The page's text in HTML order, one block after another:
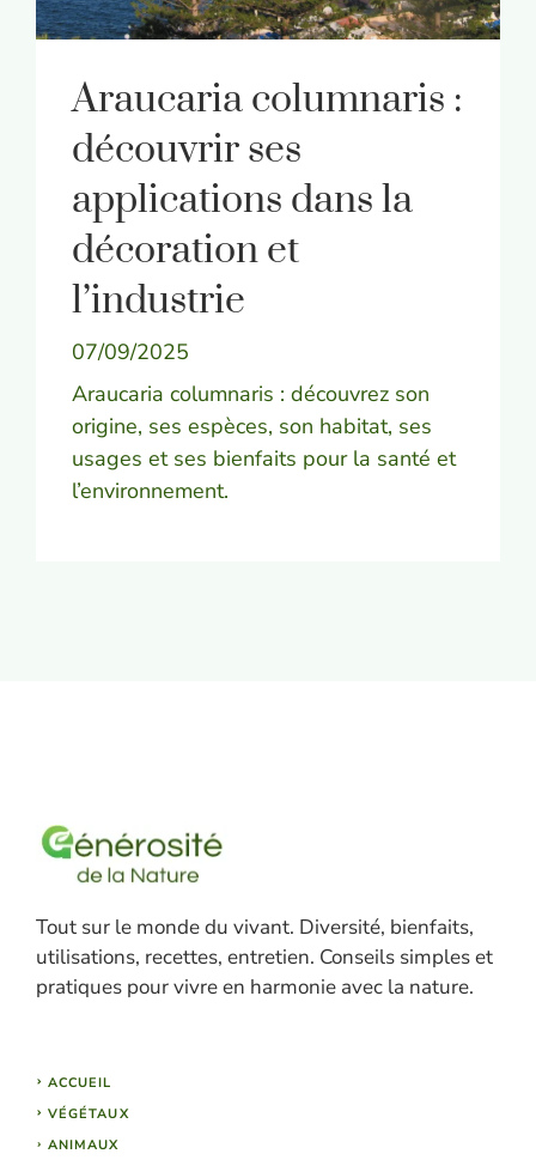
Araucaria columnaris :
découvrir ses
applications dans la
décoration et
l’industrie
07/09/2025
Araucaria columnaris : découvrez son
origine, ses espèces, son habitat, ses
usages et ses bienfaits pour la santé et
l’environnement.
Tout sur le monde du vivant. Diversité, bienfaits,
utilisations, recettes, entretien. Conseils simples et
pratiques pour vivre en harmonie avec la nature.
ACCUEIL
VÉGÉTAUX
ANIMAUX